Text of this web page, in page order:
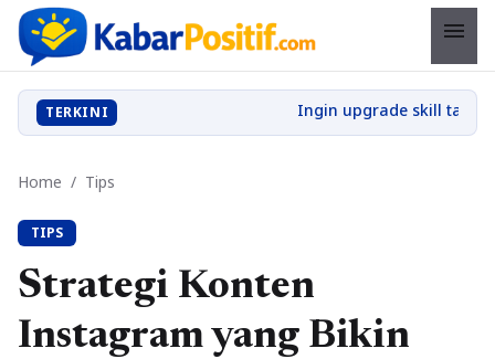
menu
TERKINI
Home / Tips
TIPS
Strategi Konten
Instagram yang Bikin